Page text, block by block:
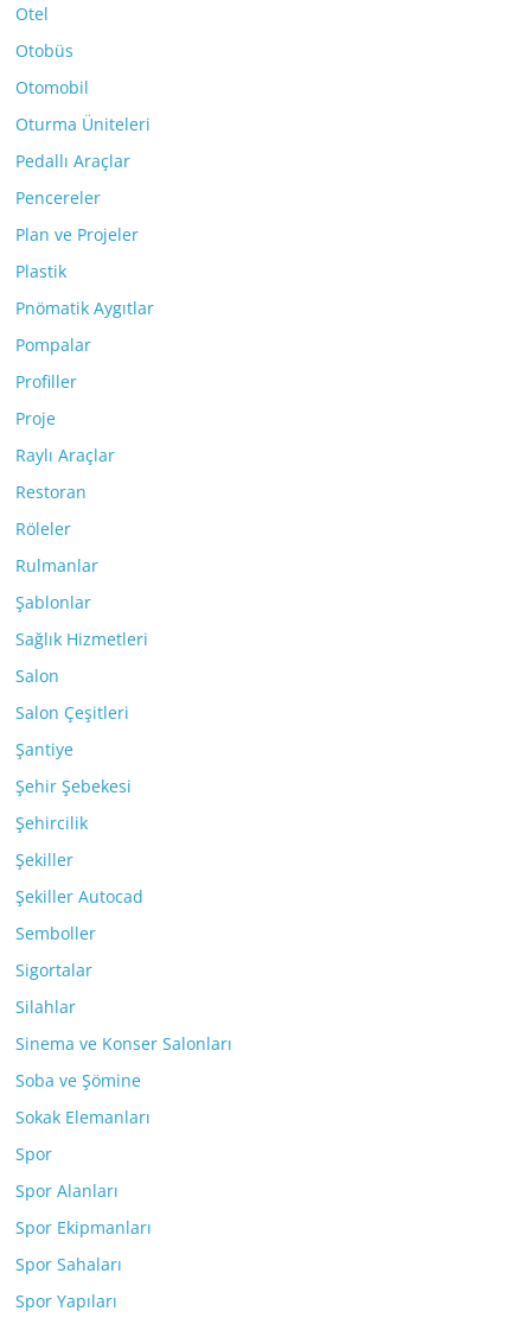
Otel
Otobüs
Otomobil
Oturma Üniteleri
Pedallı Araçlar
Pencereler
Plan ve Projeler
Plastik
Pnömatik Aygıtlar
Pompalar
Profiller
Proje
Raylı Araçlar
Restoran
Röleler
Rulmanlar
Şablonlar
Sağlık Hizmetleri
Salon
Salon Çeşitleri
Şantiye
Şehir Şebekesi
Şehircilik
Şekiller
Şekiller Autocad
Semboller
Sigortalar
Silahlar
Sinema ve Konser Salonları
Soba ve Şömine
Sokak Elemanları
Spor
Spor Alanları
Spor Ekipmanları
Spor Sahaları
Spor Yapıları